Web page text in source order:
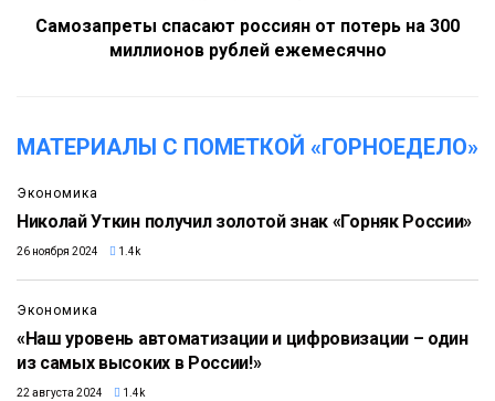
Самозапреты спасают россиян от потерь на 300
миллионов рублей ежемесячно
МАТЕРИАЛЫ С ПОМЕТКОЙ «ГОРНОЕДЕЛО»
Экономика
Николай Уткин получил золотой знак «Горняк России»
26 ноября 2024 1.4k
Экономика
«Наш уровень автоматизации и цифровизации – один
из самых высоких в России!»
22 августа 2024 1.4k